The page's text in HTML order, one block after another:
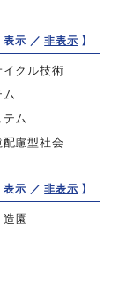
表示 ／非表示 】
クル技術
ム
慮型社会
表示 ／非表示 】
造園